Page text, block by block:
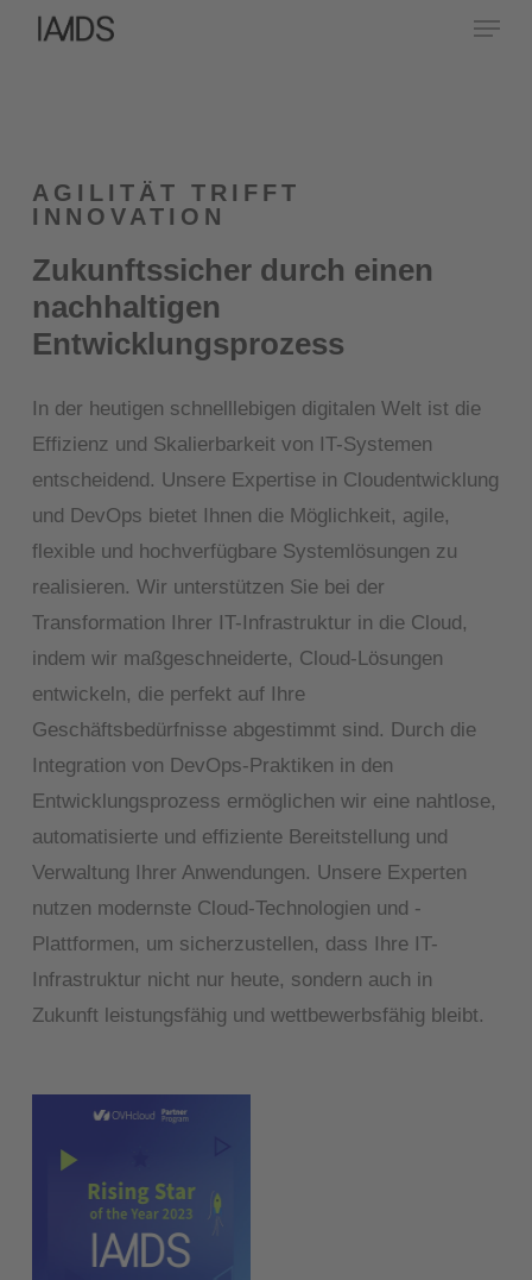
Menu
AGILITÄT TRIFFT
INNOVATION
Zukunftssicher durch einen
nachhaltigen
Entwicklungsprozess
In der heutigen schnelllebigen digitalen Welt ist die
Effizienz und Skalierbarkeit von IT-Systemen
entscheidend. Unsere Expertise in Cloudentwicklung
und DevOps bietet Ihnen die Möglichkeit, agile,
flexible und hochverfügbare Systemlösungen zu
realisieren. Wir unterstützen Sie bei der
Transformation Ihrer IT-Infrastruktur in die Cloud,
indem wir maßgeschneiderte, Cloud-Lösungen
entwickeln, die perfekt auf Ihre
Geschäftsbedürfnisse abgestimmt sind. Durch die
Integration von DevOps-Praktiken in den
Entwicklungsprozess ermöglichen wir eine nahtlose,
automatisierte und effiziente Bereitstellung und
Verwaltung Ihrer Anwendungen. Unsere Experten
nutzen modernste Cloud-Technologien und -
Plattformen, um sicherzustellen, dass Ihre IT-
Infrastruktur nicht nur heute, sondern auch in
Zukunft leistungsfähig und wettbewerbsfähig bleibt.